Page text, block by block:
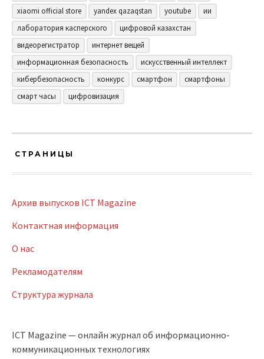
xiaomi official store
yandex qazaqstan youtube
ии
лаборатория касперского
цифровой казахстан
видеорегистратор
интернет вещей
информационная безопасность
искусственный интеллект
кибербезопасность
конкурс смартфон
смартфоны
смарт часы
цифровизация
СТРАНИЦЫ
Архив выпусков ICT Magazine
Контактная информация
О нас
Рекламодателям
Структура журнала
ICT Magazine — онлайн журнал об информационно-
коммуникационных технологиях